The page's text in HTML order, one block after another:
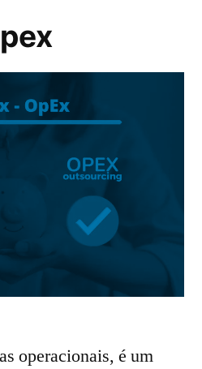
operacionais, é um